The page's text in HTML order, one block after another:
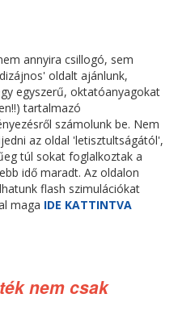
annyira csillogó, sem
oldalt ajánlunk,
egyszerű, oktatóanyagokat
tartalmazó
számolunk be. Nem
az oldal 'letisztultságától',
túl sokat foglalkoztak a
idő maradt. Az oldalon
flash szimulációkat
maga IDE KATTINTVA
nem csak